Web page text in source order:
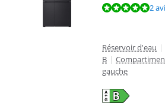
La note est de 10 sur 10, basée sur 2 avis.
2
Réservoir d'eau |
B |
gauche